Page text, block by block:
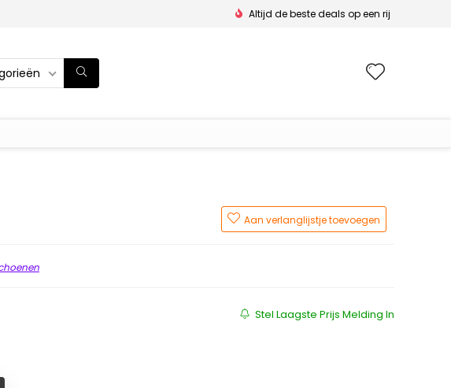
Altijd de beste deals op een rij
Aan verlanglijstje toevoegen
Stel Laagste Prijs Melding In